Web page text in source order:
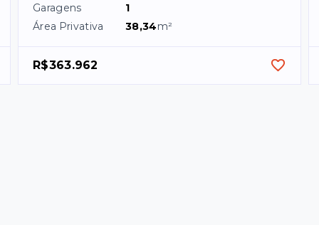
Garagens
1
Área Privativa
38,34m²
R$363.962